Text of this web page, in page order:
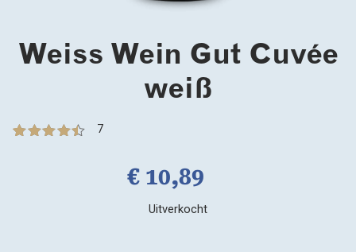
Weiss Wein Gut Cuvée
weiß
7
€10,89
Uitverkocht